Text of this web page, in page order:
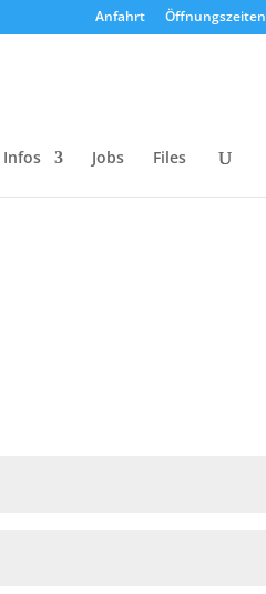
Anfahrt Öffnungszeiten
Infos Jobs Files